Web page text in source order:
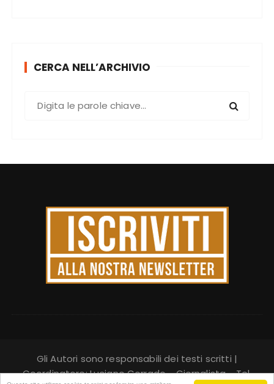
CERCA NELL’ARCHIVIO
Gli Autori sono responsabili dei testi scritti |
Coordinatore: Luciano Corrado - Giornalista - Tel.